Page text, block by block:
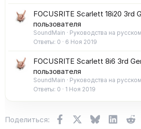
FOCUSRITE Scarlett 18i20 3rd
пользователя
SoundMain
Руководства на русском
Ответы 0 6 Ноя 2019
FOCUSRITE Scarlett 8i6 3rd
пользователя
SoundMain
Руководства на русском
Ответы 0 1 Ноя 2019
Поделиться: FacebookX (Twitter)
Bluesky